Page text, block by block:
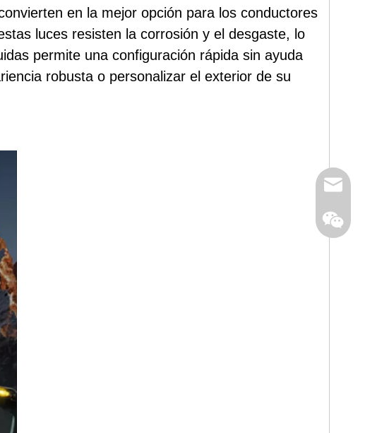
en la mejor opción para los conductores
luces resisten la corrosión y el desgaste, lo
permite una configuración rápida sin ayuda
robusta o personalizar el exterior de su
Correo